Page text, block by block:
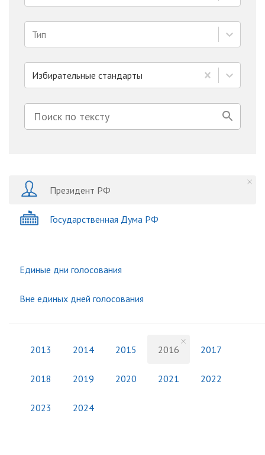
Тип
Избирательные стандарты
Президент РФ
Государственная Дума РФ
Единые дни голосования
Вне единых дней голосования
2013 2014 2015 2016 2017
2018 2019 2020 2021 2022
2023 2024